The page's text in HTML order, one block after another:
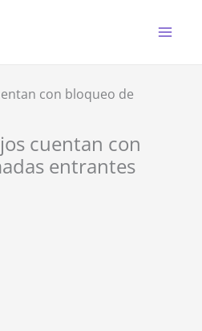
cuentan con
entrantes